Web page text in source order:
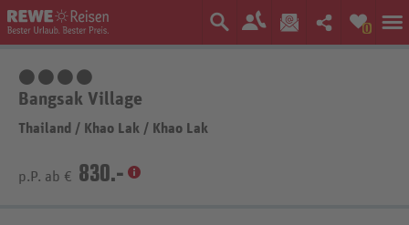
0
Bangsak Village
Thailand / Khao Lak / Khao Lak
p.P. ab € 830.-